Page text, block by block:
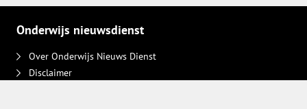
Onderwijs nieuwsdienst
Over Onderwijs Nieuws Dienst
Disclaimer